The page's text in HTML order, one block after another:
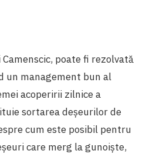
poate fi rezolvată
un management bun al
acoperirii zilnice a
sortarea deșeurilor de
cum este posibil pentru
care merg la gunoiște,